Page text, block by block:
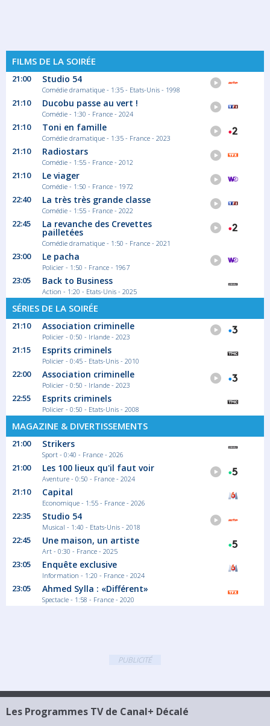
FILMS DE LA SOIRÉE
21:00 Studio 54
Comédie dramatique - 1:35 - Etats-Unis - 1998
21:10 Ducobu passe au vert !
Comédie - 1:30 - France - 2024
21:10 Toni en famille
Comédie dramatique - 1:35 - France - 2023
21:10 Radiostars
Comédie - 1:55 - France - 2012
21:10 Le viager
Comédie - 1:50 - France - 1972
22:40 La très très grande classe
Comédie - 1:55 - France - 2022
22:45 La revanche des Crevettes
pailletées
Comédie dramatique - 1:50 - France - 2021
23:00 Le pacha
Policier - 1:50 - France - 1967
23:05 Back to Business
Action - 1:20 - Etats-Unis - 2025
SÉRIES DE LA SOIRÉE
21:10 Association criminelle
Policier - 0:50 - Irlande - 2023
21:15 Esprits criminels
Policier - 0:45 - Etats-Unis - 2010
22:00 Association criminelle
Policier - 0:50 - Irlande - 2023
22:55 Esprits criminels
Policier - 0:50 - Etats-Unis - 2008
MAGAZINE & DIVERTISSEMENTS
21:00 Strikers
Sport - 0:40 - France - 2026
21:00 Les 100 lieux qu'il faut voir
Aventure - 0:50 - France - 2024
21:10 Capital
Economique - 1:55 - France - 2026
22:35 Studio 54
Musical - 1:40 - Etats-Unis - 2018
22:45 Une maison, un artiste
Art - 0:30 - France - 2025
23:05 Enquête exclusive
Information - 1:20 - France - 2024
23:05 Ahmed Sylla : «Différent»
Spectacle - 1:58 - France - 2020
PUBLICITÉ
Les Programmes TV de Canal+ Décalé